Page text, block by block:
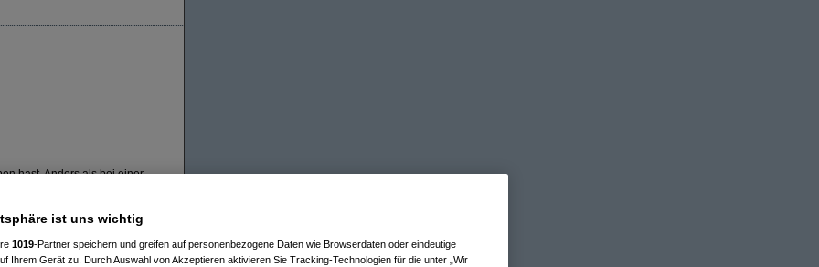
hast. Anders als bei einer
ist uns wichtig
1019-Partner speichern und greifen auf personenbezogene Daten wie Browserdaten oder eindeutige
Ihrem Gerät zu. Durch Auswahl von Akzeptieren aktivieren Sie Tracking-Technologien für die unter „Wir